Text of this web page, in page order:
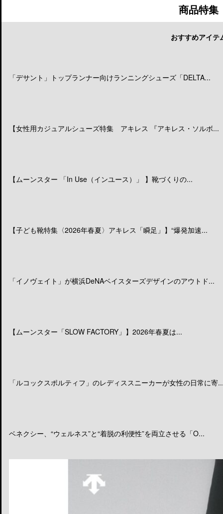
商品特集
おすすめアイテ
「デサント」トップランナー向けランニングシューズ「DELTA...
【女性用カジュアルシューズ特集 アキレス 『アキレス・ソルボ...
【ムーンスター 「In Use（インユース）」 】靴づくりの...
【子ども靴特集〈2026年春夏〉アキレス「瞬足」】“爆発加速...
「イノヴェイト」が横浜DeNAベイスターズデザインのアウトド...
【ムーンスター「SLOW FACTORY」】2026年春夏は...
「ルコックスポルティフ」のレディススニーカーが女性の日常に寄
ベネクシー、“ウェルネス”と“着脱の利便性”を両立させる「O...